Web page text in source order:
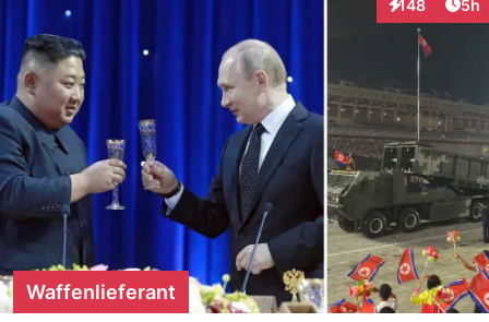
148
Interaktionen
5h
Waffenlieferant